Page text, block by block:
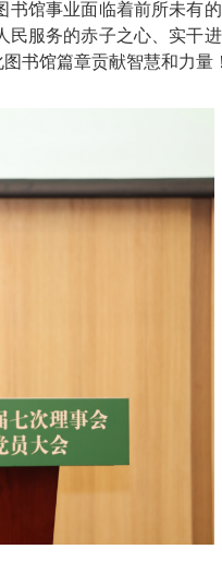
馆事业面临着前所未有
服务的赤子之心、实干
书馆篇章贡献智慧和力量